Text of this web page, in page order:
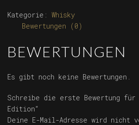
Kategorie: Whisky
Bewertungen (0)
BEWERTUNGEN
Es gibt noch keine Bewertungen.
Schreibe die erste Bewertung
Edition“
Deine E-Mail-Adresse wird